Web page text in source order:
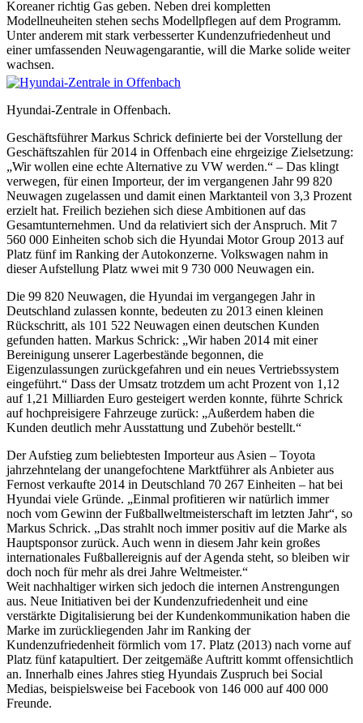
Koreaner richtig Gas geben. Neben drei kompletten
Modellneuheiten stehen sechs Modellpflegen auf dem Programm.
Unter anderem mit stark verbesserter Kundenzufriedenheut und
einer umfassenden Neuwagengarantie, will die Marke solide weiter
wachsen.
Hyundai-Zentrale in Offenbach.
Geschäftsführer Markus Schrick definierte bei der Vorstellung der
Geschäftszahlen für 2014 in Offenbach eine ehrgeizige Zielsetzung:
„Wir wollen eine echte Alternative zu VW werden.“ – Das klingt
verwegen, für einen Importeur, der im vergangenen Jahr 99 820
Neuwagen zugelassen und damit einen Marktanteil von 3,3 Prozent
erzielt hat. Freilich beziehen sich diese Ambitionen auf das
Gesamtunternehmen. Und da relativiert sich der Anspruch. Mit 7
560 000 Einheiten schob sich die Hyundai Motor Group 2013 auf
Platz fünf im Ranking der Autokonzerne. Volkswagen nahm in
dieser Aufstellung Platz wwei mit 9 730 000 Neuwagen ein.
Die 99 820 Neuwagen, die Hyundai im vergangegen Jahr in
Deutschland zulassen konnte, bedeuten zu 2013 einen kleinen
Rückschritt, als 101 522 Neuwagen einen deutschen Kunden
gefunden hatten. Markus Schrick: „Wir haben 2014 mit einer
Bereinigung unserer Lagerbestände begonnen, die
Eigenzulassungen zurückgefahren und ein neues Vertriebssystem
eingeführt.“ Dass der Umsatz trotzdem um acht Prozent von 1,12
auf 1,21 Milliarden Euro gesteigert werden konnte, führte Schrick
auf hochpreisigere Fahrzeuge zurück: „Außerdem haben die
Kunden deutlich mehr Ausstattung und Zubehör bestellt.“
Der Aufstieg zum beliebtesten Importeur aus Asien – Toyota
jahrzehntelang der unangefochtene Marktführer als Anbieter aus
Fernost verkaufte 2014 in Deutschland 70 267 Einheiten – hat bei
Hyundai viele Gründe. „Einmal profitieren wir natürlich immer
noch vom Gewinn der Fußballweltmeisterschaft im letzten Jahr“, so
Markus Schrick. „Das strahlt noch immer positiv auf die Marke als
Hauptsponsor zurück. Auch wenn in diesem Jahr kein großes
internationales Fußballereignis auf der Agenda steht, so bleiben wir
doch noch für mehr als drei Jahre Weltmeister.“
Weit nachhaltiger wirken sich jedoch die internen Anstrengungen
aus. Neue Initiativen bei der Kundenzufriedenheit und eine
verstärkte Digitalisierung bei der Kundenkommunikation haben die
Marke im zurückliegenden Jahr im Ranking der
Kundenzufriedenheit förmlich vom 17. Platz (2013) nach vorne auf
Platz fünf katapultiert. Der zeitgemäße Auftritt kommt offensichtlich
an. Innerhalb eines Jahres stieg Hyundais Zuspruch bei Social
Medias, beispielsweise bei Facebook von 146 000 auf 400 000
Freunde.